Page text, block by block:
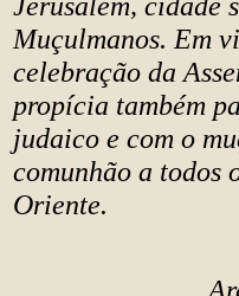
Muçulmanos. Em
celebração da
propícia também
judaico e com o
comunhão a todos
Oriente.